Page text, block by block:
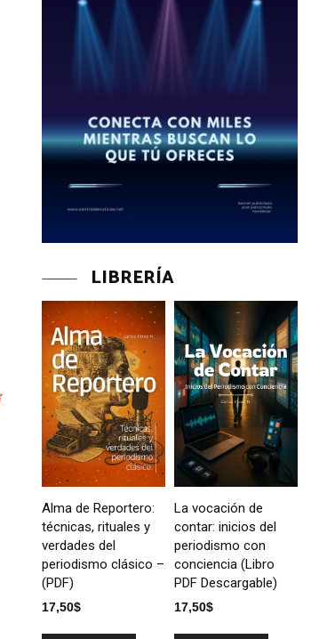
LIBRERÍA
Alma de Reportero:
técnicas, rituales y
verdades del
periodismo clásico –
(PDF)
17,50$
La vocación de
contar: inicios del
periodismo con
conciencia (Libro
PDF Descargable)
17,50$